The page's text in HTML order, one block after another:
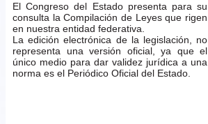
El Congreso del Estado presenta para su
consulta la Compilación de Leyes que rigen
en nuestra entidad federativa.
La edición electrónica de la legislación, no
representa una versión oficial, ya que el
único medio para dar validez jurídica a una
norma es el Periódico Oficial del Estado.